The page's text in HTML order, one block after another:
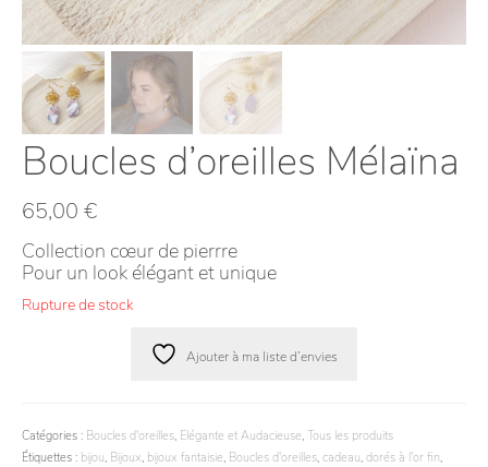
Boucles d’oreilles Mélaïna
65,00 €
Collection cœur de pierrre
Pour un look élégant et unique
Rupture de stock
Ajouter à ma liste d’envies
Catégories : Boucles d'oreilles, Elégante et Audacieuse, Tous les produits
Étiquettes : bijou, Bijoux, bijoux fantaisie, Boucles d'oreilles, cadeau, dorés à l'or fin,